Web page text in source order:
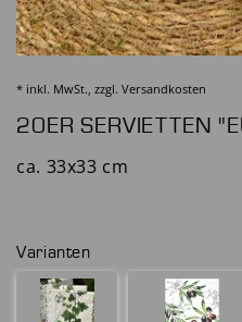
* inkl. MwSt., zzgl. Versandkosten
20ER SERVIETTEN
ca. 33x33 cm
Varianten